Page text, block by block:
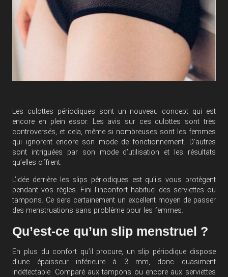
Les culottes périodiques sont un nouveau concept qui est
encore en plein essor. Les avis sur ces culottes sont très
controversés, et cela, même si nombreuses sont les femmes
qui ignorent encore son mode de fonctionnement. D’autres
sont intriguées par son mode d’utilisation et les résultats
qu’elles offrent.
L’idée derrière les slips périodiques est qu’ils vous protègent
pendant vos règles. Fini l’inconfort habituel des serviettes ou
tampons. Ce sera certainement un excellent moyen de passer
des menstruations sans problème pour les femmes.
Qu’est-ce qu’un slip menstruel ?
En plus du confort qu’il procure, un slip périodique dispose
d’une épaisseur inférieure à 3 mm, donc quasiment
indétectable. Comparé aux tampons ou encore aux serviettes